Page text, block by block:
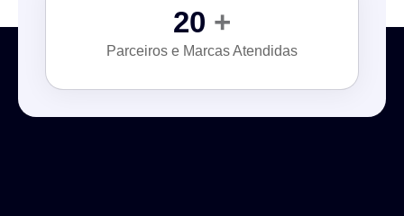
20 +
Parceiros e Marcas Atendidas